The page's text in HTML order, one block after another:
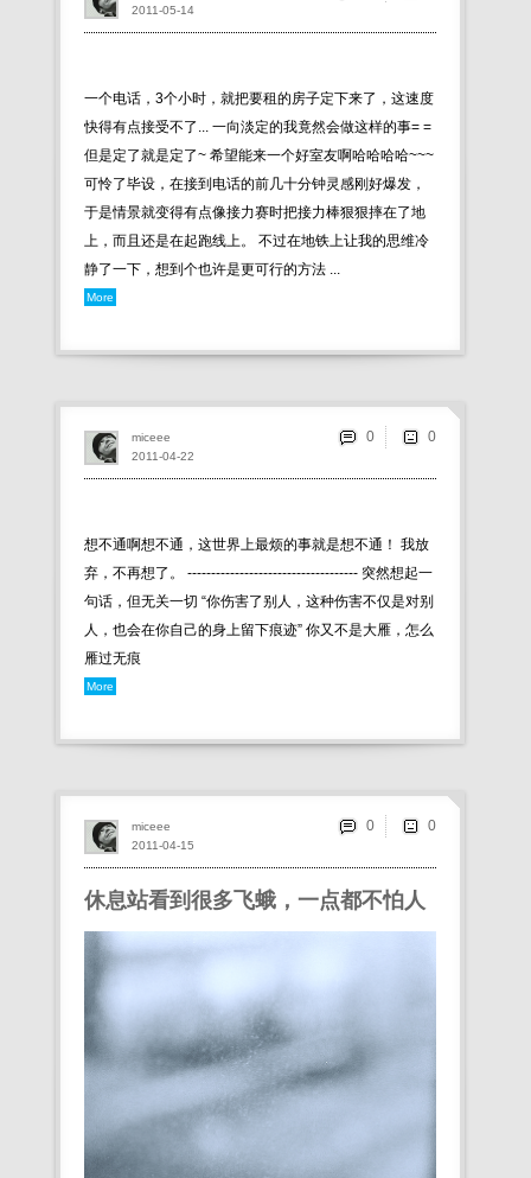
一个电话，3个小时，就把要租的房子定下来了，这速度
快得有点接受不了... 一向淡定的我竟然会做这样的事= =
但是定了就是定了~ 希望能来一个好室友啊哈哈哈哈~~~
可怜了毕设，在接到电话的前几十分钟灵感刚好爆发，
于是情景就变得有点像接力赛时把接力棒狠狠摔在了地
上，而且还是在起跑线上。 不过在地铁上让我的思维冷
静了一下，想到个也许是更可行的方法 ...
More
2011-05-14
想不通啊想不通，这世界上最烦的事就是想不通！ 我放
弃，不再想了。 ------------------------------------ 突然想起一
句话，但无关一切 “你伤害了别人，这种伤害不仅是对别
人，也会在你自己的身上留下痕迹” 你又不是大雁，怎么
雁过无痕
More
2011-04-22
miceee 0
休息站看到很多飞蛾，一点都不怕人
2011-04-15
miceee 0